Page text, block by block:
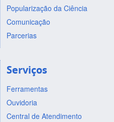
Popularização da Ciência
Comunicação
Parcerias
Serviços
Ferramentas
Ouvidoria
Central de Atendimento